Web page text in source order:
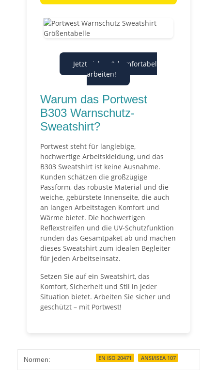
Jetzt sicher & komfortabel
arbeiten!
Warum das Portwest
B303 Warnschutz-
Sweatshirt?
Portwest steht für langlebige,
hochwertige Arbeitskleidung, und das
B303 Sweatshirt ist keine Ausnahme.
Kunden schätzen die großzügige
Passform, das robuste Material und die
weiche, gebürstete Innenseite, die auch
an langen Arbeitstagen Komfort und
Wärme bietet. Die hochwertigen
Reflexstreifen und die UV-Schutzfunktion
runden das Gesamtpaket ab und machen
dieses Sweatshirt zum idealen Begleiter
für jeden Arbeitseinsatz.
Setzen Sie auf ein Sweatshirt, das
Komfort, Sicherheit und Stil in jeder
Situation bietet. Arbeiten Sie sicher und
geschützt – mit Portwest!
Produkteigenschaft
Wert
Normen: EN ISO 20471 ANSI/ISEA 107